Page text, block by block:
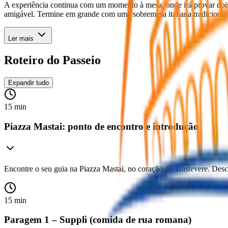
A experiência continua com um momento à mesa, onde irá provar
amigável. Termine em grande com uma sobremesa italiana
Ler mais
Roteiro do Passeio
Expandir tudo
15 min
Piazza Mastai: ponto de encontro e introdução
Encontre o seu guia na Piazza Mastai, no coração de Trastevere.
15 min
Paragem 1 – Supplì (comida de rua romana)